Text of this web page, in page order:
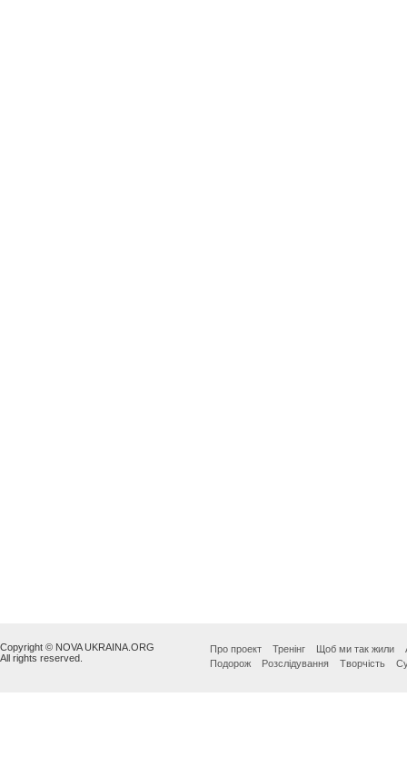
Copyright © NOVA UKRAINA.ORG
All rights reserved.
Про проект Тренінг Щоб ми так жили
Подорож
Розслідування Творчість